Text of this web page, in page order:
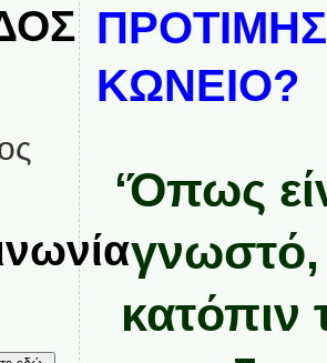
ΚΩΝΕΙΟ?
‘Όπως
κατόπιν